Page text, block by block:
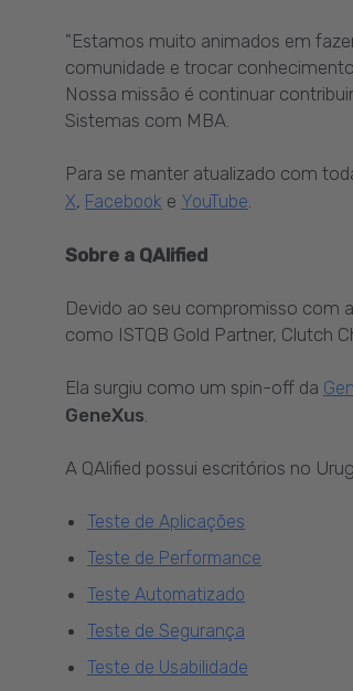
"Estamos muito animados em
comunidade e trocar
Nossa missão é continuar
Sistemas com MBA.
Para se manter atualizado com
X, Facebook e YouTube.
Sobre a QAlified
Devido ao seu compromisso com
como ISTQB Gold Partner, Clutch
Ela surgiu como um spin-off da
GeneXus.
A QAlified possui escritórios no
Teste de Aplicações
Teste de Performance
Teste Automatizado
Teste de Segurança
Teste de Usabilidade